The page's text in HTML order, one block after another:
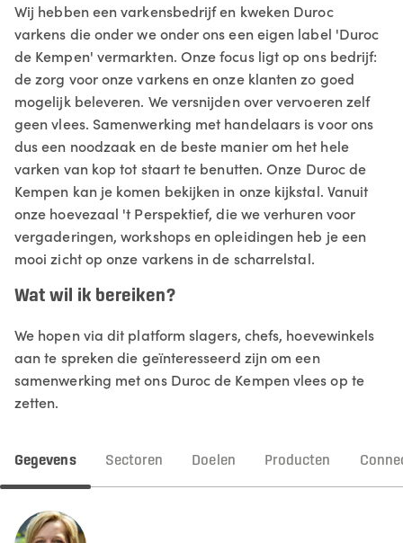
Wij hebben een varkensbedrijf en kweken Duroc
varkens die onder we onder ons een eigen label 'Duroc
de Kempen' vermarkten. Onze focus ligt op ons bedrijf:
de zorg voor onze varkens en onze klanten zo goed
mogelijk beleveren. We versnijden over vervoeren zelf
geen vlees. Samenwerking met handelaars is voor ons
dus een noodzaak en de beste manier om het hele
varken van kop tot staart te benutten. Onze Duroc de
Kempen kan je komen bekijken in onze kijkstal. Vanuit
onze hoevezaal 't Perspektief, die we verhuren voor
vergaderingen, workshops en opleidingen heb je een
mooi zicht op onze varkens in de scharrelstal.
Wat wil ik bereiken?
We hopen via dit platform slagers, chefs, hoevewinkels
aan te spreken die geïnteresseerd zijn om een
samenwerking met ons Duroc de Kempen vlees op te
zetten.
Gegevens Sectoren Doelen Producten